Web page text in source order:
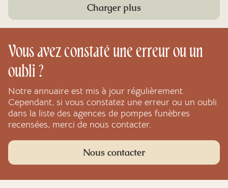
Charger plus
Vous avez constaté une erreur ou un
oubli ?
Notre annuaire est mis à jour régulièrement.
Cependant, si vous constatez une erreur ou un oubli
dans la liste des agences de pompes funèbres
recensées, merci de nous contacter.
Nous contacter